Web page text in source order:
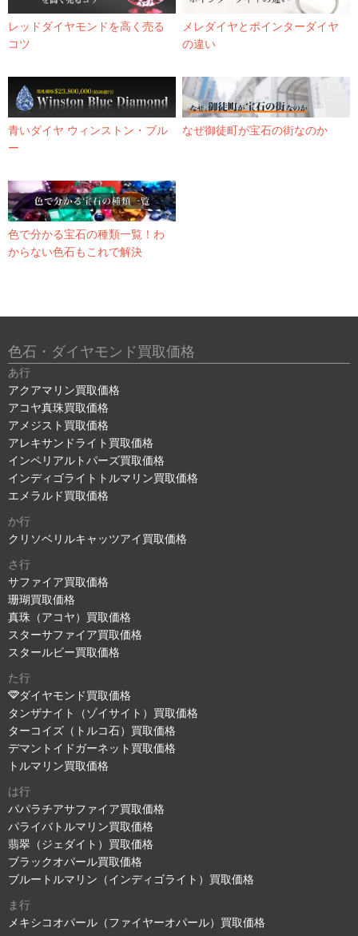
レッドダイヤモンドを高く売る
コツ
メレダイヤとポインターダイヤ
の違い
青いダイヤ ウィンストン・ブル
ー
なぜ御徒町が宝石の街なのか
色で分かる宝石の種類一覧！わ
からない色石もこれで解決
色石・ダイヤモンド買取価格
あ行
アクアマリン買取価格
アコヤ真珠買取価格
アメジスト買取価格
アレキサンドライト買取価格
インペリアルトパーズ買取価格
インディゴライトトルマリン買取価格
エメラルド買取価格
か行
クリソベリルキャッツアイ買取価格
さ行
サファイア買取価格
珊瑚買取価格
真珠（アコヤ）買取価格
スターサファイア買取価格
スタールビー買取価格
た行
ダイヤモンド買取価格
タンザナイト（ゾイサイト）買取価格
ターコイズ（トルコ石）買取価格
デマントイドガーネット買取価格
トルマリン買取価格
は行
パパラチアサファイア買取価格
パライバトルマリン買取価格
翡翠（ジェダイト）買取価格
ブラックオパール買取価格
ブルートルマリン（インディゴライト）買取価格
ま行
メキシコオパール（ファイヤーオパール）買取価格